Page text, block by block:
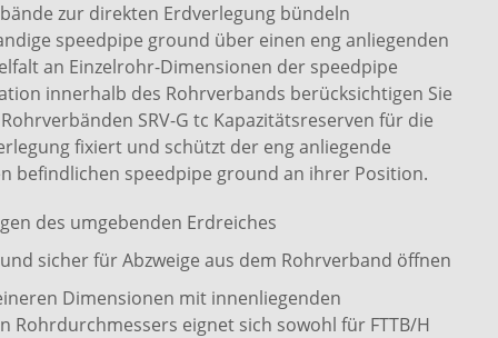
zur direkten Erdverlegung bündeln
speedpipe ground über einen eng anliegenden
an Einzelrohr-Dimensionen der speedpipe
innerhalb des Rohrverbands berücksichtigen Sie
SRV-G tc Kapazitätsreserven für die
fixiert und schützt der eng anliegende
befindlichen speedpipe ground an ihrer Position.
des umgebenden Erdreiches
sicher für Abzweige aus dem Rohrverband öffnen
Dimensionen mit innenliegenden
Rohrdurchmessers eignet sich sowohl für FTTB/H